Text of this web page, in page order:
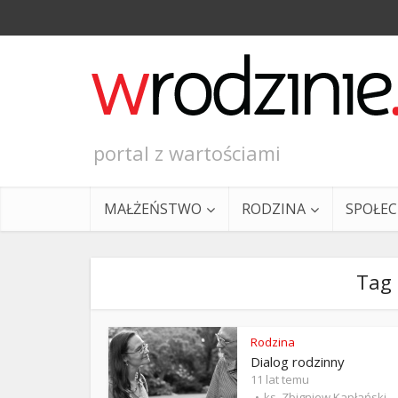
portal z wartościami
MAŁŻEŃSTWO RODZINA
Rodzina
Dialog rodzinny
11 lat temu